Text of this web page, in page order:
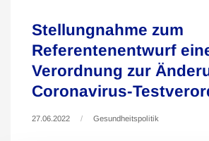
Stellungnahme zum
Referentenentwurf
Verordnung zur
Coronavirus-
27.06.2022 Gesundheitspolitik